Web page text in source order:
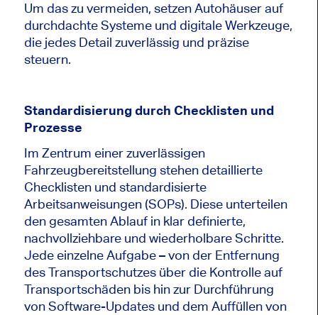
Um das zu vermeiden, setzen Autohäuser auf
durchdachte Systeme und digitale Werkzeuge,
die jedes Detail zuverlässig und präzise
steuern.
Standardisierung durch Checklisten und
Prozesse
Im Zentrum einer zuverlässigen
Fahrzeugbereitstellung stehen detaillierte
Checklisten und standardisierte
Arbeitsanweisungen (SOPs). Diese unterteilen
den gesamten Ablauf in klar definierte,
nachvollziehbare und wiederholbare Schritte.
Jede einzelne Aufgabe – von der Entfernung
des Transportschutzes über die Kontrolle auf
Transportschäden bis hin zur Durchführung
von Software-Updates und dem Auffüllen von